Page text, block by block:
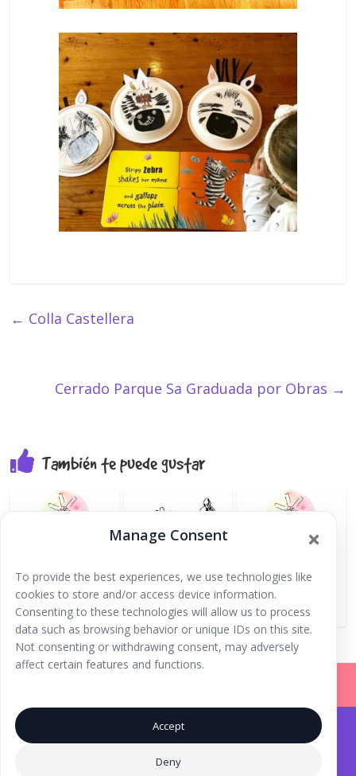
Manage Consent
To provide the best experiences, we use technologies like
cookies to store and/or access device information.
Consenting to these technologies will allow us to process
data such as browsing behavior or unique IDs on this site.
Not consenting or withdrawing consent, may adversely
affect certain features and functions.
Accept
Deny
← Colla Castellera
Cerrado Parque Sa Graduada por Obras →
También te puede gustar
2024/2025 – CEIP
Puig d’en Valls
Colla de Vila, Ball
Pagès
Valls –
Extraescolares
2025/26
Iniciar Sesión | Registrarse |
Copyright © 2026Ibiza Fun Family. Todos los derechos
reservados.Aviso Legal